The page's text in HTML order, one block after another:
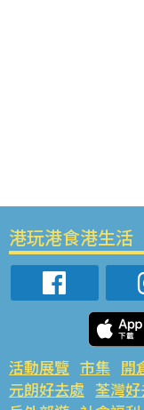
港玩港食港生活
活動展覽 市集 開
元朗好去處 荃灣